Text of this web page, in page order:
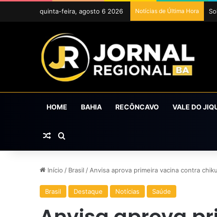
quinta-feira, agosto 6 2026 Notícias de Última Hora
HOME BAHIA RECÔNCAVO VALE DO
Artigo aleatório
Procurar por
Início / Brasil / Anvisa aprova primeira vacina contra
Brasil Destaque Notícias Saúde